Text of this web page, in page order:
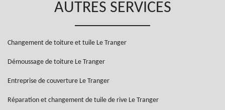
AUTRES SERVICES
Changement de toiture et tuile Le Tranger
Démoussage de toiture Le Tranger
Entreprise de couverture Le Tranger
Réparation et changement de tuile de rive Le Tranger